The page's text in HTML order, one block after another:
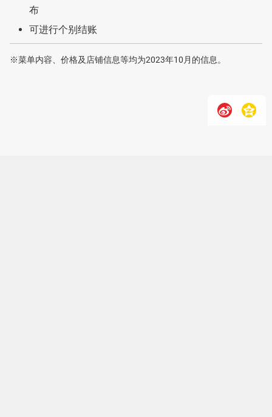
布
可进行个别结账
※菜单内容、价格及店铺信息等均为2023年10月的信息。